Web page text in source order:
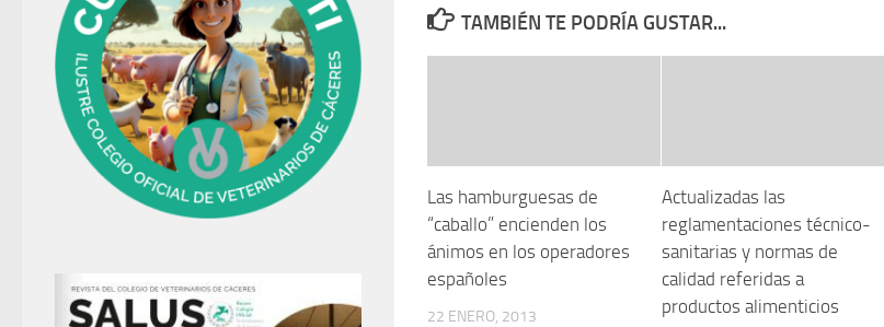
TAMBIÉN TE PODRÍA GUSTAR...
Las hamburguesas de
“caballo” encienden los
ánimos en los operadores
españoles
22 ENERO, 2013
Actualizadas las
reglamentaciones técnico-
sanitarias y normas de
calidad referidas a
productos alimenticios